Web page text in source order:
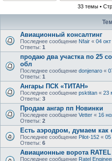
33 темы •
Авиационный консалтинг
Последнее сообщение Nfair « 04
Ответы: 1
продаю два участка по 25
обл
Последнее сообщение donjenaro «
Ответы: 1
Ангары ПСК «ТИТАН»
Последнее сообщение psktitan « 23
Ответы: 3
Продам ангар пп Новинки
Последнее сообщение Vetter « 16
Ответы: 2
Есть аэродром, думаем как
Последнее сообщение Pilot-152 « 05
Ответы: 6
Авиационные ворота
Последнее сообщение Ratel